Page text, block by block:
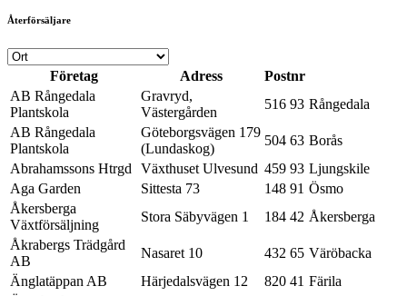
Återförsäljare
Företag Adress
Postnr
AB Rångedala
Plantskola
Gravryd,
Västergården
516 93 Rångedala
AB Rångedala
Plantskola
Göteborgsvägen 179
(Lundaskog)
504 63 Borås
Abrahamssons Htrgd
Växthuset Ulvesund 459 93 Ljungskile
Aga Garden
Sittesta 73 148 91 Ösmo
Åkersberga
Växtförsäljning
Stora Säbyvägen 1 184 42 Åkersberga
Åkrabergs Trädgård
AB
Nasaret 10 432 65 Väröbacka
Änglatäppan AB
Härjedalsvägen 12 820 41 Färila